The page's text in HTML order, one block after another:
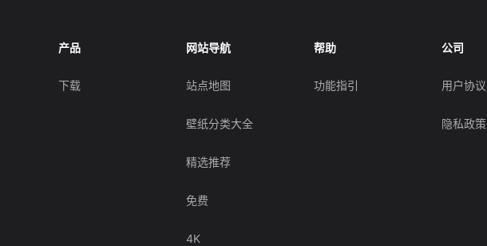
产品
下载
网站导航
站点地图
壁纸分类大全
精选推荐
免费
4K
帮助
功能指引
公司
用户协议
隐私政策